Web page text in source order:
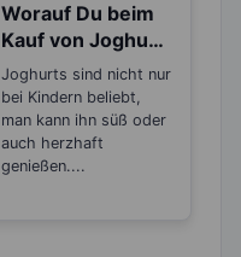
Worauf Du beim
Kauf von Joghurt
achten solltest
Joghurts sind nicht nur
bei Kindern beliebt,
man kann ihn süß oder
auch herzhaft
genießen....